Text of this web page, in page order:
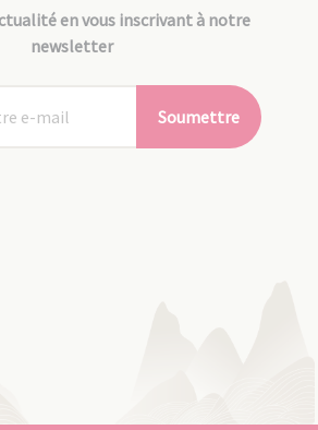
en vous inscrivant à notre
newsletter
Soumettre